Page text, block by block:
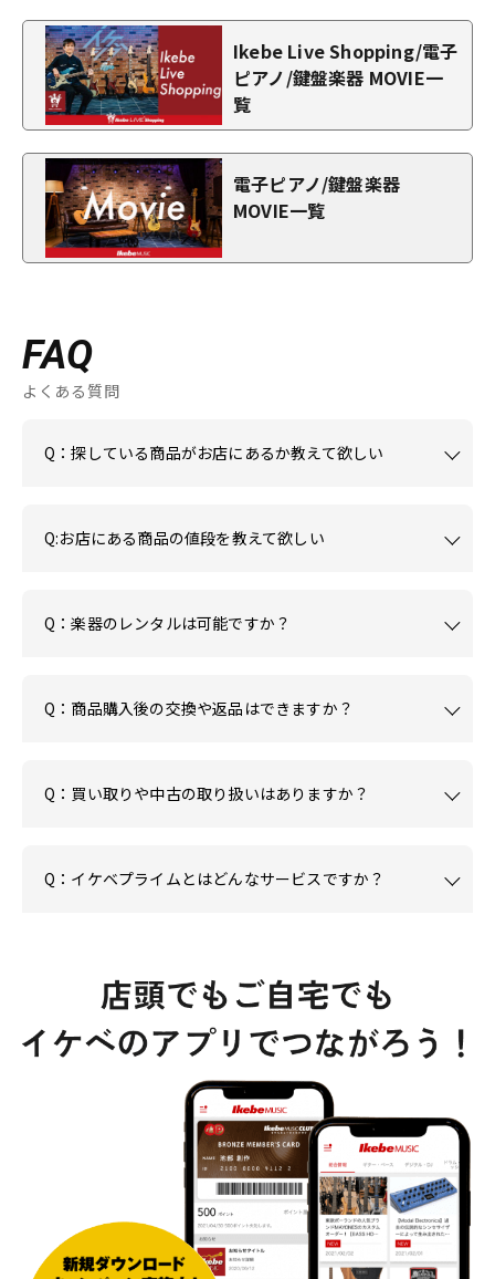
Ikebe Live Shopping/電子
ピアノ/鍵盤楽器 MOVIE一
覧
電子ピアノ/鍵盤楽器
MOVIE一覧
FAQ
よくある質問
Q：探している商品がお店にあるか教えて欲しい
Q:お店にある商品の値段を教えて欲しい
Q：楽器のレンタルは可能ですか？
Q：商品購入後の交換や返品はできますか？
Q：買い取りや中古の取り扱いはありますか？
Q：イケベプライムとはどんなサービスですか？